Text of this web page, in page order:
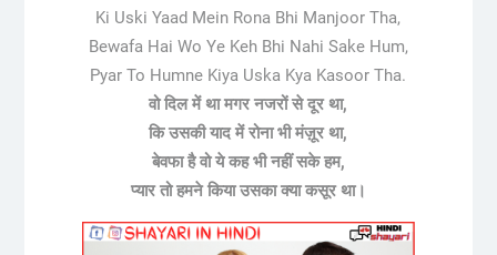
Ki Uski Yaad Mein Rona Bhi Manjoor Tha,
Bewafa Hai Wo Ye Keh Bhi Nahi Sake Hum,
Pyar To Humne Kiya Uska Kya Kasoor Tha.
वो दिल में था मगर नजरों से दूर था,
कि उसकी याद में रोना भी मंज़ूर था,
बेवफा है वो ये कह भी नहीं सके हम,
प्यार तो हमने किया उसका क्या कसूर था।